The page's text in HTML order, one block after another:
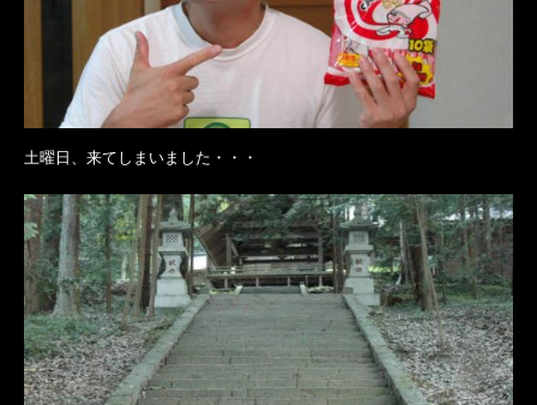
土曜日、来てしまいました・・・